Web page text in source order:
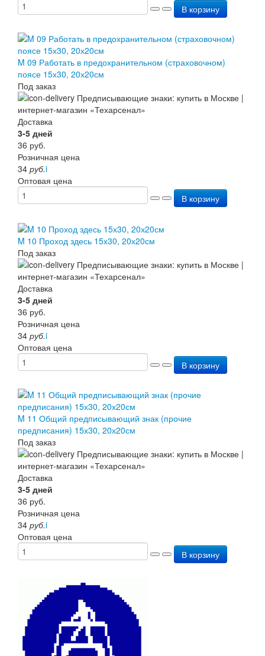
В корзину
M 09 Работать в предохранительном (страховочном)
поясе 15х30, 20х20см
Под заказ
Доставка
3-5 дней
36 руб.
Розничная цена
34 руб.i
Оптовая цена
В корзину
M 10 Проход здесь 15х30, 20х20см
Под заказ
Доставка
3-5 дней
36 руб.
Розничная цена
34 руб.i
Оптовая цена
В корзину
M 11 Общий предписывающий знак (прочие
предписания) 15х30, 20х20см
Под заказ
Доставка
3-5 дней
36 руб.
Розничная цена
34 руб.i
Оптовая цена
В корзину